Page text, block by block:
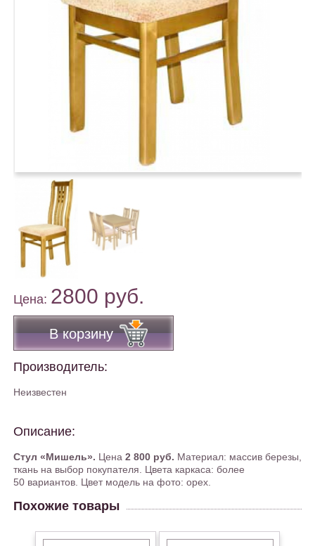
Цена: 2800 руб.
В корзину
Производитель:
Неизвестен
Описание:
Стул «Мишель». Цена 2 800 руб. Материал: массив березы,
ткань на выбор покупателя. Цвета каркаса: более
50 вариантов. Цвет модель на фото: орех.
Похожие товары